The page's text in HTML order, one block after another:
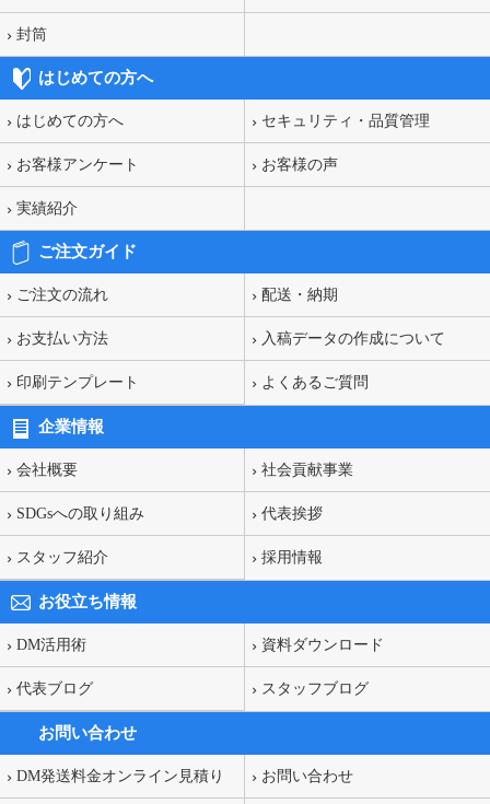
封筒
はじめての方へ
はじめての方へ セキュリティ・品質管理
お客様アンケート お客様の声
実績紹介
ご注文ガイド
ご注文の流れ 配送・納期
お支払い方法 入稿データの作成について
印刷テンプレート よくあるご質問
企業情報
会社概要 社会貢献事業
SDGsへの取り組み 代表挨拶
スタッフ紹介 採用情報
お役立ち情報
DM活用術 資料ダウンロード
代表ブログ スタッフブログ
お問い合わせ
DM発送料金オンライン見積り お問い合わせ